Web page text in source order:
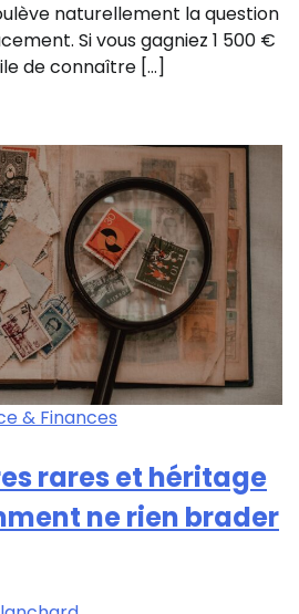
naturellement la question
Si vous gagniez 1 500 €
de connaître […]
& Finances
rares et héritage
ne rien brader